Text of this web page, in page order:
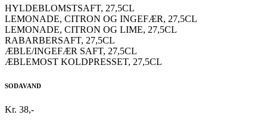
HYLDEBLOMSTSAFT, 27,5CL
LEMONADE, CITRON OG INGEFÆR, 27,5CL
LEMONADE, CITRON OG LIME, 27,5CL
RABARBERSAFT, 27,5CL
ÆBLE/INGEFÆR SAFT, 27,5CL
ÆBLEMOST KOLDPRESSET, 27,5CL
SODAVAND
Kr. 38,-